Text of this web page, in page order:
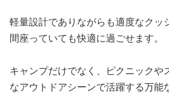
軽量設計でありながらも適度なクッ
間座っていても快適に過ごせます。
キャンプだけでなく、ピクニックや
なアウトドアシーンで活躍する万能